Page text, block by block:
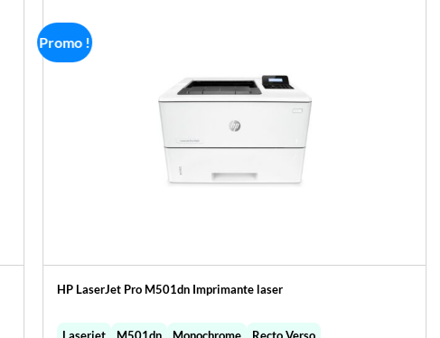
Promo !
HP LaserJet Pro M501dn Imprimante laser
Laserjet M501dn Monochrome Recto Verso